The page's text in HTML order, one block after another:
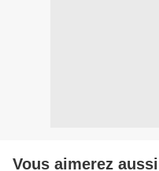
Vous aimerez aussi